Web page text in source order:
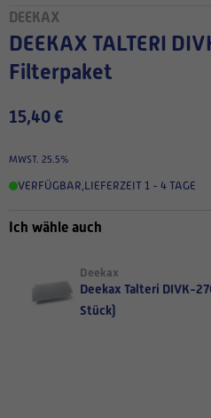
DEEKAX
DEEKAX TALTERI DIVK-270
Filterpaket
15,40 €
MWST. 25.5%
VERFÜGBAR LIEFERZEIT 1 - 4 TAGE
Ich wähle auch
Deekax
Deekax Talteri DIVK-
Stück)